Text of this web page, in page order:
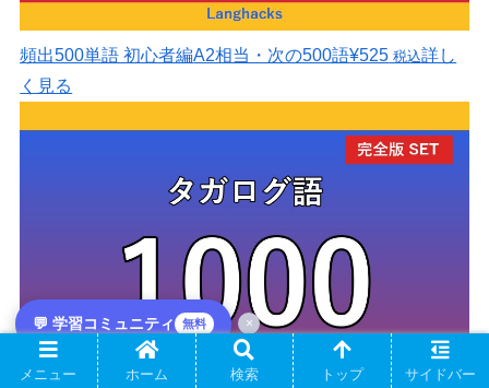
頻出500単語 初心者編A2相当・次の500語¥525 税込詳し
く見る
💬 学習コミュニティ 無料 ×
メニュー ホーム 検索 トップ サイドバー